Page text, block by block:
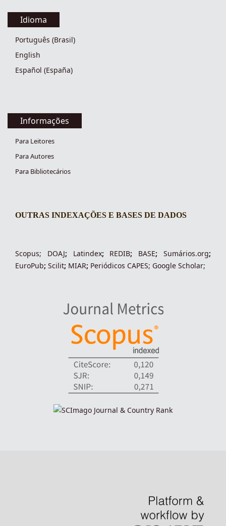
Idioma
Português (Brasil)
English
Español (España)
Informações
Para Leitores
Para Autores
Para Bibliotecários
indexacoes-fronteiras
OUTRAS INDEXAÇÕES E BASES DE DADOS
Scopus; DOAJ; Latindex; REDIB; BASE;Sumários.org;
EuroPub; Scilit; MIAR; Periódicos CAPES; Google Scholar;
indexadores-fronteiras